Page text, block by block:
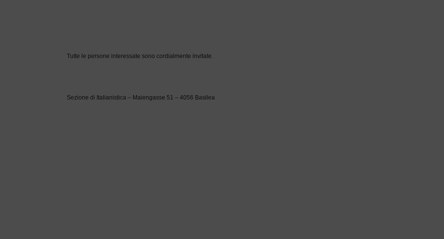
Tutte le persone interessate sono cordialmente invitate.
Sezione di Italianistica – Maiengasse 51 – 4056 Basilea